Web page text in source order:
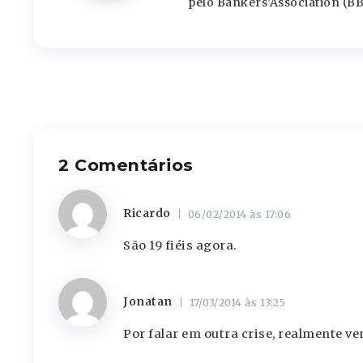
2 Comentários
Ricardo 06/02/2014 às 17:06
São 19 fiéis agora.
Jonatan 17/03/2014 às 13:25
Por falar em outra crise, realmente